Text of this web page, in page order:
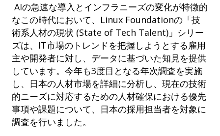
AIの急速な導入とインフラニーズの変化が特徴的
なこの時代において、Linux Foundationの「技
術系人材の現状 (State of Tech Talent)」シリー
ズは、IT市場のトレンドを把握しようとする雇用
主や開発者に対し、データに基づいた知見を提供
しています。今年も3度目となる年次調査を実施
し、日本の人材市場を詳細に分析し、現在の技術
的ニーズに対応するための人材確保における優先
事項や課題について、日本の採用担当者を対象に
調査を行いました。